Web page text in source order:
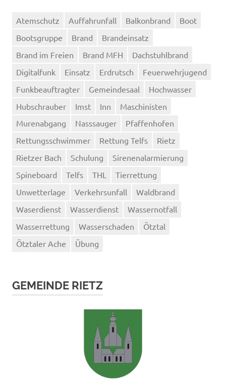
Atemschutz Auffahrunfall Balkonbrand
Boot
Bootsgruppe
Brand
Brandeinsatz
Brand im Freien
Brand MFH
Dachstuhlbrand
Digitalfunk
Einsatz Erdrutsch
Feuerwehrjugend
Funkbeauftragter
Gemeindesaal
Hochwasser
Hubschrauber
Imst Inn
Maschinisten
Murenabgang
Nasssauger
Pfaffenhofen
Rettungsschwimmer
Rettung Telfs
Rietz
Rietzer Bach
Schulung
Sirenenalarmierung
Spineboard
Telfs THL
Tierrettung
Unwetterlage
Verkehrsunfall
Waldbrand
Waserdienst
Wasserdienst
Wassernotfall
Wasserrettung
Wasserschaden
Ötztal
Ötztaler Ache
Übung
GEMEINDE RIETZ